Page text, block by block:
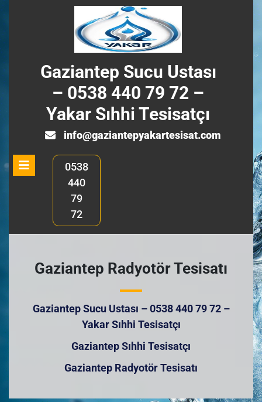
Gaziantep Sucu Ustası
– 0538 440 79 72 –
Yakar Sıhhi Tesisatçı
info@gaziantepyakartesisat.com
Open
0538
440
79
72
Gaziantep Radyotör Tesisatı
Gaziantep Sucu Ustası – 0538 440 79 72 –
Yakar Sıhhi Tesisatçı
Gaziantep Sıhhi Tesisatçı
Gaziantep Radyotör Tesisatı